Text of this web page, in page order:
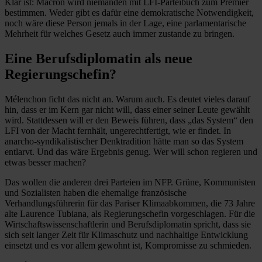
Klar ist: Macron wird niemanden mit LFI-Parteibuch zum Premier
bestimmen. Weder gibt es dafür eine demokratische Notwendigkeit,
noch wäre diese Person jemals in der Lage, eine parlamentarische
Mehrheit für welches Gesetz auch immer zustande zu bringen.
Eine Berufsdiplomatin als neue
Regierungschefin?
Mélenchon ficht das nicht an. Warum auch. Es deutet vieles darauf
hin, dass er im Kern gar nicht will, dass einer seiner Leute gewählt
wird. Stattdessen will er den Beweis führen, dass „das System“ den
LFI von der Macht fernhält, ungerechtfertigt, wie er findet. In
anarcho-syndikalistischer Denktradition hätte man so das System
entlarvt. Und das wäre Ergebnis genug. Wer will schon regieren und
etwas besser machen?
Das wollen die anderen drei Parteien im NFP. Grüne, Kommunisten
und Sozialisten haben die ehemalige französische
Verhandlungsführerin für das Pariser Klimaabkommen, die 73 Jahre
alte Laurence Tubiana, als Regierungschefin vorgeschlagen. Für die
Wirtschaftswissenschaftlerin und Berufsdiplomatin spricht, dass sie
sich seit langer Zeit für Klimaschutz und nachhaltige Entwicklung
einsetzt und es vor allem gewohnt ist, Kompromisse zu schmieden.